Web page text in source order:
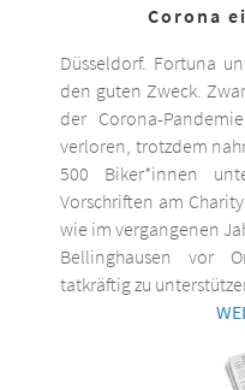
Corona
Düsseldorf. Fortuna
den guten Zweck.
der Corona-
verloren, trotzdem
500 Biker*innen
Vorschriften am
wie im vergangenen
Bellinghausen vor
tatkräftig zu